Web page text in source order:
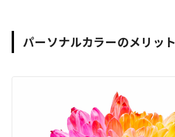
パーソナルカラーのメリット